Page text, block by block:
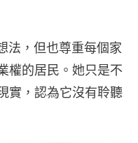
法，但也尊重每個家
權的居民。她只是不
實，認為它沒有聆聽